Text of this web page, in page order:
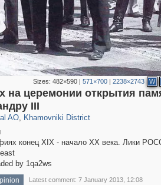
Sizes:482×590 |571×700 |2238×2743 W
на церемонии открытия
III
AO, Khamovniki District
19,395
конец XIX - начало XX века. Лики
by 1qa2ws
Latest comment: 7 January 2013, 12:08